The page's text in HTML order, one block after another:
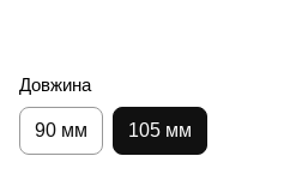
Довжина
90 мм 105 мм